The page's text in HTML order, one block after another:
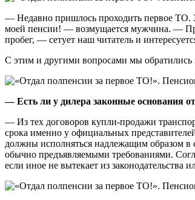
— Недавно пришлось проходить первое ТО.
моей пенсии! — возмущается мужчина. — При
пробег, — сетует наш читатель и
С этим и другими вопросами мы обратились
— Есть ли у дилера законные основания
— Из тех договоров купли-продажи
срока именно у официальных
должны исполняться надлежащим образом в
обычно предъявляемыми требованиями.
если иное не вытекает из законодательства